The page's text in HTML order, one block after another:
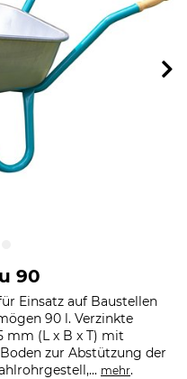
90
Einsatz auf Baustellen
90 l. Verzinkte
mm (L x B x T) mit
zur Abstützung der
mehr.